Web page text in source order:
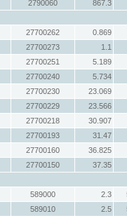
2790060
867.3
27700262
0.869
27700273
1.1
27700251
5.189
27700240
5.734
27700230
23.069
27700229
23.566
27700218
30.907
27700193
31.47
27700160
36.825
27700150
37.35
589000 2.3
589010 2.5